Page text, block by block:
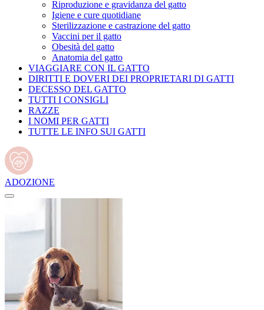
Riproduzione e gravidanza del gatto
Igiene e cure quotidiane
Sterilizzazione e castrazione del gatto
Vaccini per il gatto
Obesità del gatto
Anatomia del gatto
VIAGGIARE CON IL GATTO
DIRITTI E DOVERI DEI PROPRIETARI DI GATTI
DECESSO DEL GATTO
TUTTI I CONSIGLI
RAZZE
I NOMI PER GATTI
TUTTE LE INFO SUI GATTI
ADOZIONE